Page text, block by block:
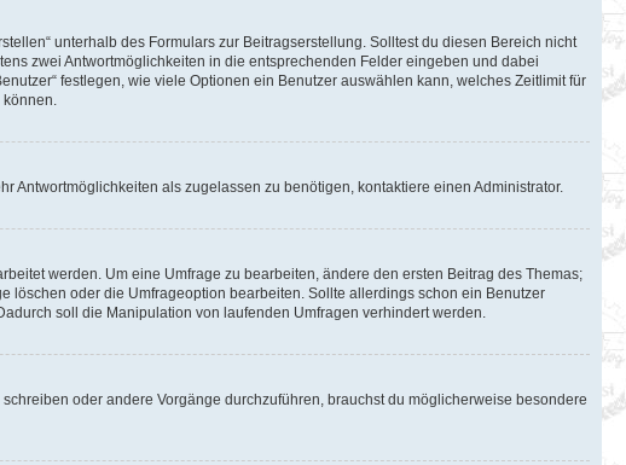
unterhalb des Formulars zur Beitragserstellung. Solltest du diesen Bereich nicht
zwei Antwortmöglichkeiten in die entsprechenden Felder eingeben und dabei
festlegen, wie viele Optionen ein Benutzer auswählen kann, welches Zeitlimit für
können.
Antwortmöglichkeiten als zugelassen zu benötigen, kontaktiere einen Administrator.
werden. Um eine Umfrage zu bearbeiten, ändere den ersten Beitrag des Themas;
löschen oder die Umfrageoption bearbeiten. Sollte allerdings schon ein Benutzer
soll die Manipulation von laufenden Umfragen verhindert werden.
oder andere Vorgänge durchzuführen, brauchst du möglicherweise besondere